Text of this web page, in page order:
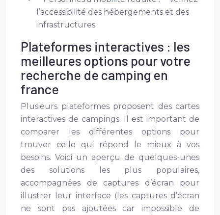
l’accessibilité des hébergements et des
infrastructures.
Plateformes interactives : les
meilleures options pour votre
recherche de camping en
france
Plusieurs plateformes proposent des cartes
interactives de campings. Il est important de
comparer les différentes options pour
trouver celle qui répond le mieux à vos
besoins. Voici un aperçu de quelques-unes
des solutions les plus populaires,
accompagnées de captures d’écran pour
illustrer leur interface (les captures d’écran
ne sont pas ajoutées car impossible de